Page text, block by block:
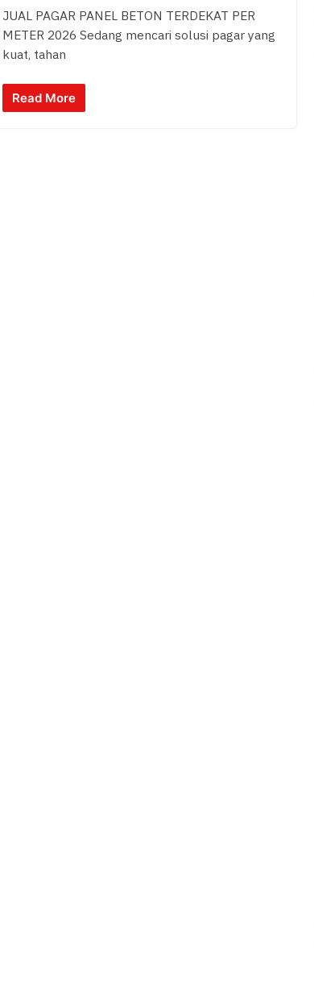
JUAL PAGAR PANEL BETON TERDEKAT PER
METER 2026 Sedang mencari solusi pagar yang
kuat, tahan
Read More